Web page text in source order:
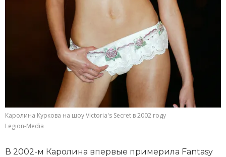
Каролина Куркова на шоу Victoria's Secret в 2002 году
Legion-Media
В 2002-м Каролина впервые примерила Fantasy